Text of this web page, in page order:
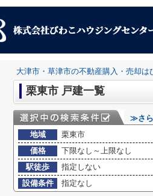
大津市・草津市の不動産購入・売却は
栗東市 戸建一覧
≫さら
地域
栗東市
価格
下限なし～上限なし
駅徒歩
指定しない
設備条件
指定なし